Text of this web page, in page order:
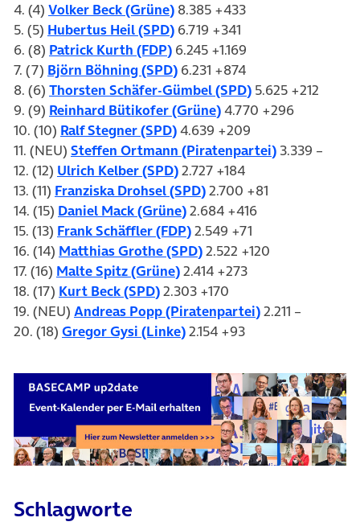
4. (4) Volker Beck (Grüne)(öffnet in neuem Tab)
8.385 +433
5. (5) Hubertus Heil (SPD)(öffnet in neuem Tab)
6.719 +341
6. (8) Patrick Kurth (FDP)(öffnet in neuem Tab)
6.245 +1.169
7. (7) Björn Böhning (SPD)(öffnet in neuem Tab)
6.231 +874
8. (6) Thorsten Schäfer-Gümbel (SPD)(öffnet in neuem
5.625 +212
9. (9) Reinhard Bütikofer (Grüne)(öffnet in neuem Tab)
4.770 +296
10. (10) Ralf Stegner (SPD)(öffnet in neuem Tab)
4.639 +209
11. (NEU) Steffen Ortmann (Piratenpartei)(öffnet in
3.339 –
12. (12) Ulrich Kelber (SPD)(öffnet in neuem Tab)
2.727 +184
13. (11) Franziska Drohsel (SPD)(öffnet in neuem Tab)
2.700 +81
14. (15) Daniel Mack (Grüne)(öffnet in neuem Tab)
2.684 +416
15. (13) Frank Schäffler (FDP)(öffnet in neuem Tab)
2.549 +71
16. (14) Matthias Grothe (SPD)(öffnet in neuem Tab)
2.522 +120
17. (16) Malte Spitz (Grüne)(öffnet in neuem Tab)
2.414 +273
18. (17) Kurt Beck (SPD)(öffnet in neuem Tab)
2.303 +170
19. (NEU) Andreas Popp (Piratenpartei)(öffnet in
2.211 –
20. (18) Gregor Gysi (Linke)(öffnet in neuem Tab)
2.154 +93
Schlagworte